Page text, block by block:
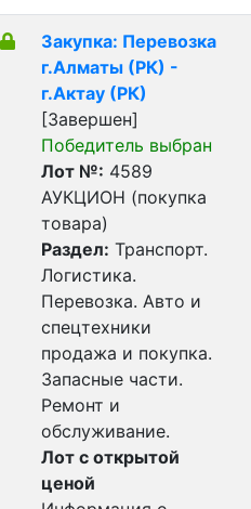
Закупка: Перевозка
г.Алматы (РК) -
г.Актау (РК)
[Завершен]
Победитель выбран
Лот №: 4589
АУКЦИОН (покупка
товара)
Раздел: Транспорт.
Логистика.
Перевозка. Авто и
спецтехники
продажа и покупка.
Запасные части.
Ремонт и
обслуживание.
Лот с открытой
ценой